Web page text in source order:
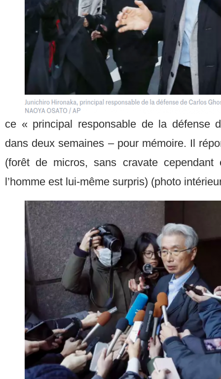
ce « principal responsable de la défense
dans deux semaines – pour mémoire. Il
(forêt de micros, sans cravate cependant
l’homme est lui-même surpris) (photo